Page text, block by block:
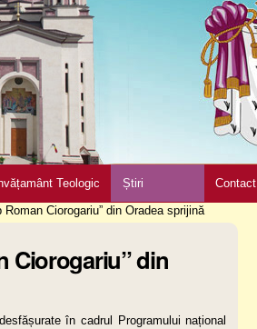
Teologic Știri Contact
Ciorogariu” din Oradea sprijină
Ciorogariu” din
în cadrul Programului național